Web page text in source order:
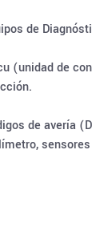
de
(unidad de
de avería